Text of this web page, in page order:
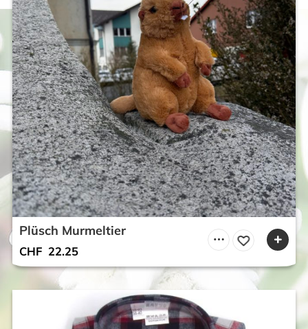
Plüsch Murmeltier
CHF 22.25